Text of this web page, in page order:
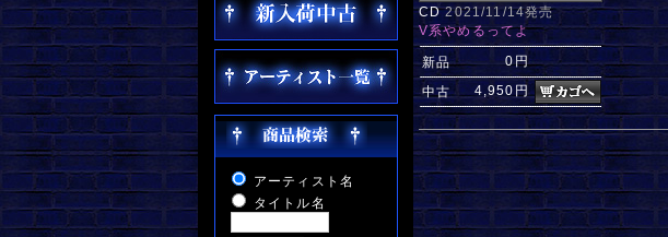
アーティスト名
タイトル名
CD2021/11/14発売
V系やめるってよ
新品 0円
中古 4,950円